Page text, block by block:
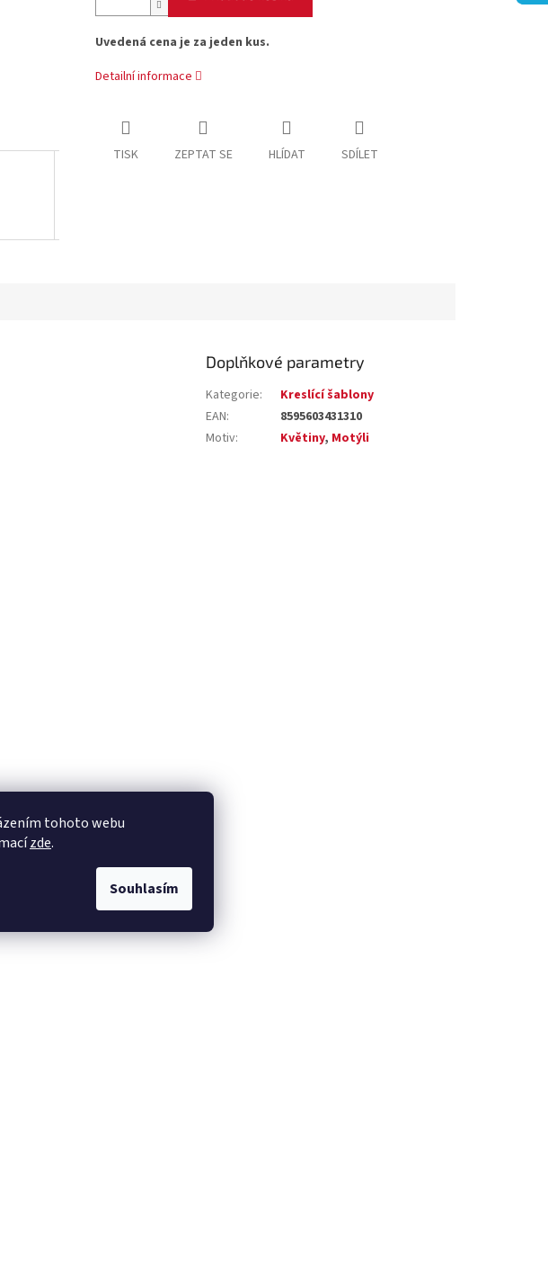
tohoto webu
zde.
Souhlasím
Uvedená cena je za jeden kus.
Detailní informace
TISK ZEPTAT SE HLÍDAT SDÍLET
Doplňkové parametry
Kategorie:
Kreslící šablony
EAN:
8595603431310
Motiv: Květiny, Motýli